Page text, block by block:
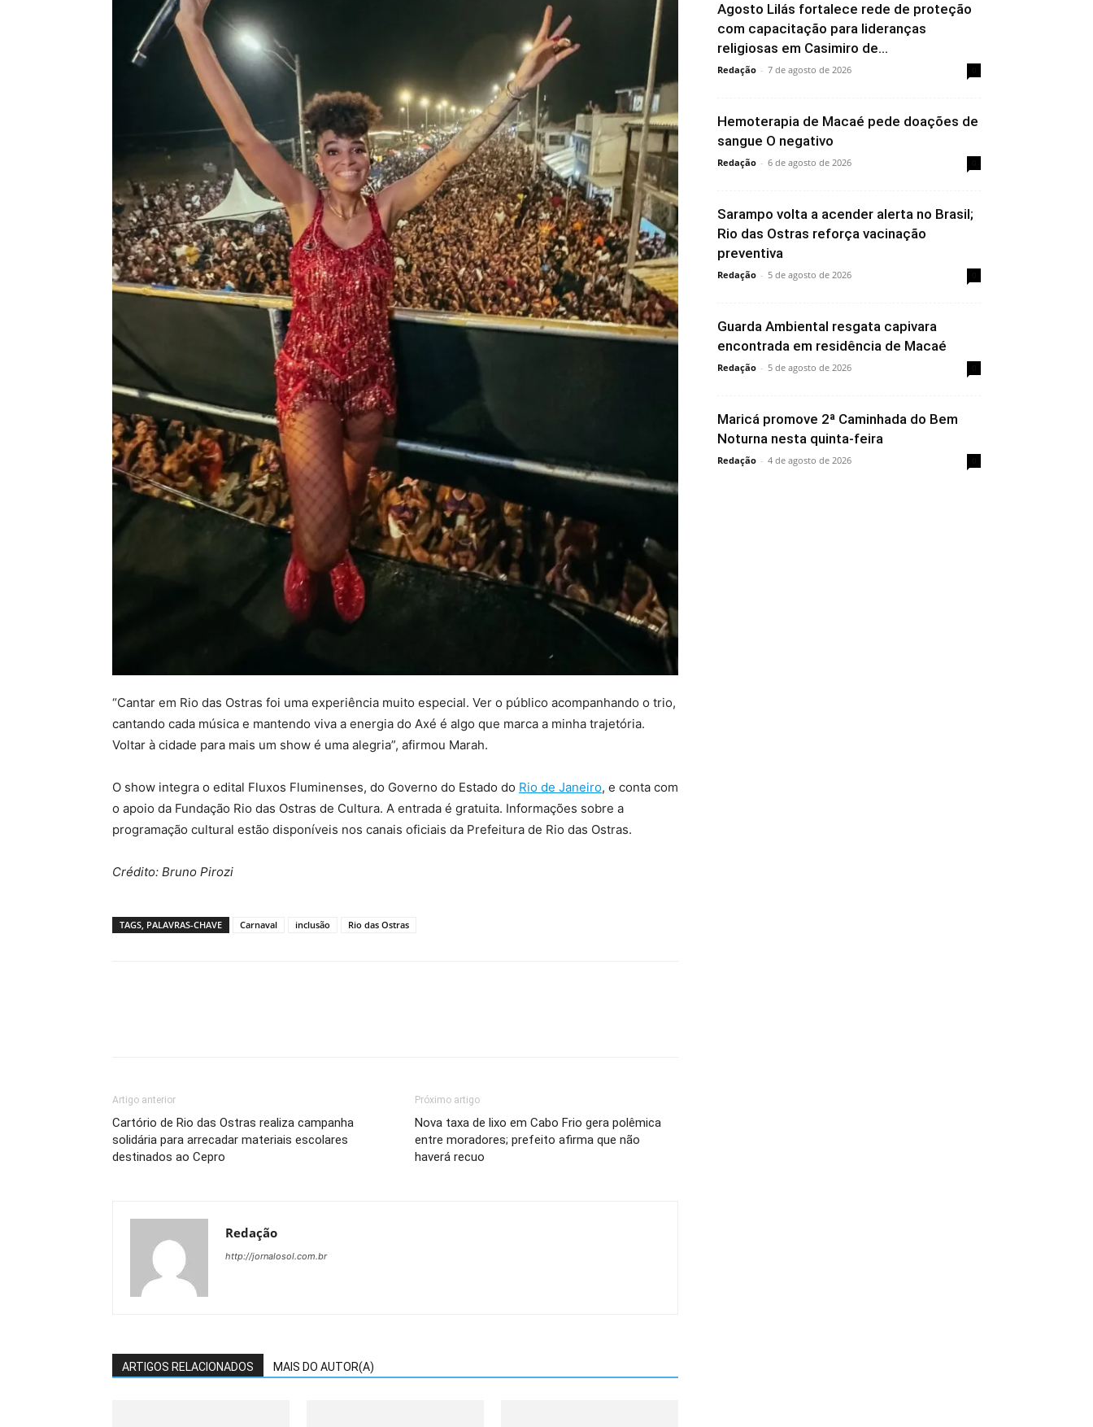
“Cantar em Rio das Ostras foi uma experiência muito especial. Ver o público acompanhando o trio,
cantando cada música e mantendo viva a energia do Axé é algo que marca a minha trajetória.
Voltar à cidade para mais um show é uma alegria”, afirmou Marah.
O show integra o edital Fluxos Fluminenses, do Governo do Estado do Rio de Janeiro, e conta com
o apoio da Fundação Rio das Ostras de Cultura. A entrada é gratuita. Informações sobre a
programação cultural estão disponíveis nos canais oficiais da Prefeitura de Rio das Ostras.
Crédito: Bruno Pirozi
TAGS, PALAVRAS-CHAVE Carnaval inclusão Rio das Ostras
Artigo anterior
Cartório de Rio das Ostras realiza campanha
solidária para arrecadar materiais escolares
destinados ao Cepro
Próximo artigo
Nova taxa de lixo em Cabo Frio gera polêmica
entre moradores; prefeito afirma que não
haverá recuo
Redação
http://jornalosol.com.br
ARTIGOS RELACIONADOS MAIS DO AUTOR(A)
Agosto Lilás fortalece rede de proteção
com capacitação para lideranças
religiosas em Casimiro de...
Redação - 7 de agosto de 2026
Hemoterapia de Macaé pede doações de
sangue O negativo
Redação - 6 de agosto de 2026
Sarampo volta a acender alerta no Brasil;
Rio das Ostras reforça vacinação
preventiva
Redação - 5 de agosto de 2026
Guarda Ambiental resgata capivara
encontrada em residência de Macaé
Redação - 5 de agosto de 2026
Maricá promove 2ª Caminhada do Bem
Noturna nesta quinta-feira
Redação - 4 de agosto de 2026